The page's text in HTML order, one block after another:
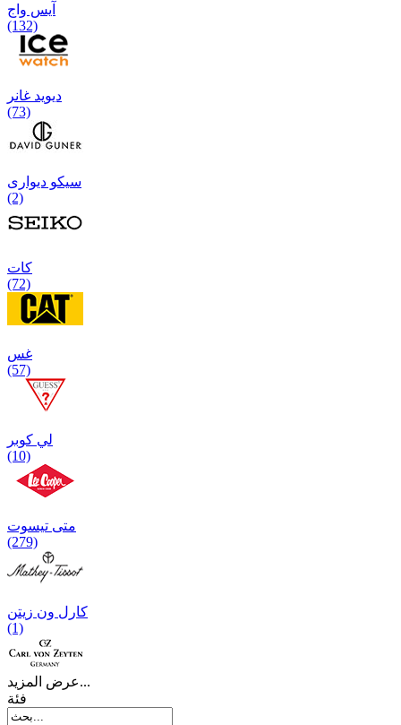
آیس واج
(132)
دیوید غانر
(73)
سیکو دیواری
(2)
كات
(72)
غس
(57)
لي كوبر
(10)
متی تیسوت
(279)
کارل ون زیتن
(1)
عرض المزيد...
فئة